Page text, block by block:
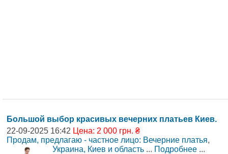
Большой выбор красивых вечерних платьев Киев.
22-09-2025 16:42 Цена: 2 000 грн. ₴
Продам, предлагаю - частное лицо: Вечерние платья,
Украина, Киев и область ... Подробнее ...